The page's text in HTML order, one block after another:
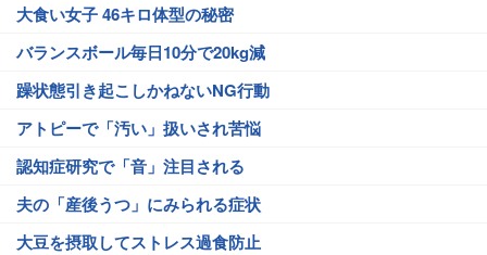
大食い女子 46キロ体型の秘密
バランスボール毎日10分で20kg減
躁状態引き起こしかねないNG行動
アトピーで「汚い」扱いされ苦悩
認知症研究で「音」注目される
夫の「産後うつ」にみられる症状
大豆を摂取してストレス過食防止